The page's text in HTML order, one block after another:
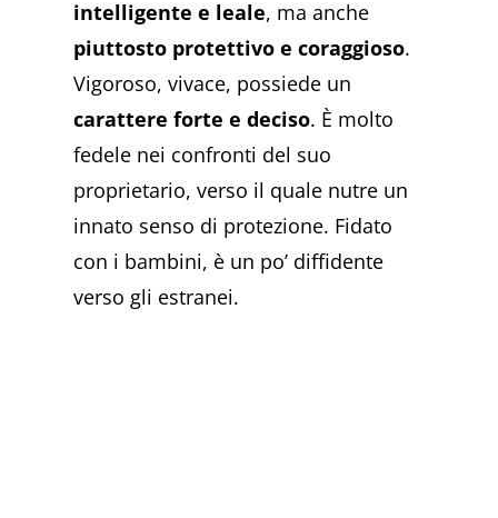
intelligente e leale, ma anche
piuttosto protettivo e coraggioso.
Vigoroso, vivace, possiede un
carattere forte e deciso. È molto
fedele nei confronti del suo
proprietario, verso il quale nutre un
innato senso di protezione. Fidato
con i bambini, è un po’ diffidente
verso gli estranei.